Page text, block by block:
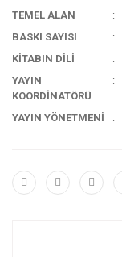
TEMEL ALAN
BASKI SAYISI
KİTABIN DİLİ
YAYIN
KOORDİNATÖRÜ
YAYIN YÖNETMENİ